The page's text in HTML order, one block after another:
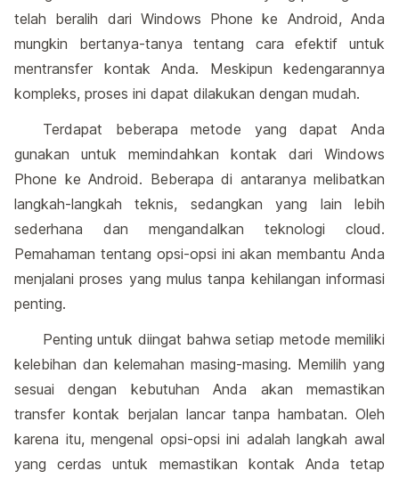
telah beralih dari Windows Phone ke Android, Anda
mungkin bertanya-tanya tentang cara efektif untuk
mentransfer kontak Anda. Meskipun kedengarannya
kompleks, proses ini dapat dilakukan dengan mudah.
Terdapat beberapa metode yang dapat Anda
gunakan untuk memindahkan kontak dari Windows
Phone ke Android. Beberapa di antaranya melibatkan
langkah-langkah teknis, sedangkan yang lain lebih
sederhana dan mengandalkan teknologi cloud.
Pemahaman tentang opsi-opsi ini akan membantu Anda
menjalani proses yang mulus tanpa kehilangan informasi
penting.
Penting untuk diingat bahwa setiap metode memiliki
kelebihan dan kelemahan masing-masing. Memilih yang
sesuai dengan kebutuhan Anda akan memastikan
transfer kontak berjalan lancar tanpa hambatan. Oleh
karena itu, mengenal opsi-opsi ini adalah langkah awal
yang cerdas untuk memastikan kontak Anda tetap